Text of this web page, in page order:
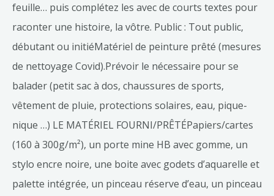
feuille… puis complétez les avec de courts textes pour
raconter une histoire, la vôtre. Public : Tout public,
débutant ou initiéMatériel de peinture prêté (mesures
de nettoyage Covid).Prévoir le nécessaire pour se
balader (petit sac à dos, chaussures de sports,
vêtement de pluie, protections solaires, eau, pique-
nique …) LE MATÉRIEL FOURNI/PRÊTÉPapiers/cartes
(160 à 300g/m²), un porte mine HB avec gomme, un
stylo encre noire, une boite avec godets d’aquarelle et
palette intégrée, un pinceau réserve d’eau, un pinceau